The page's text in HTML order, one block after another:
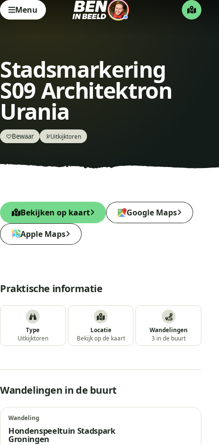
Menu
Stadsmarkering
S09 Architektron
Urania
♡Bewaar 🔭Uitkijktoren
Bekijken op kaart
Google Maps
Apple Maps
Praktische informatie
Type
Uitkijktoren
Locatie
Bekijk op de kaart
Wandelingen
3 in de buurt
Wandelingen in de buurt
Wandeling
Hondenspeeltuin Stadspark
Groningen